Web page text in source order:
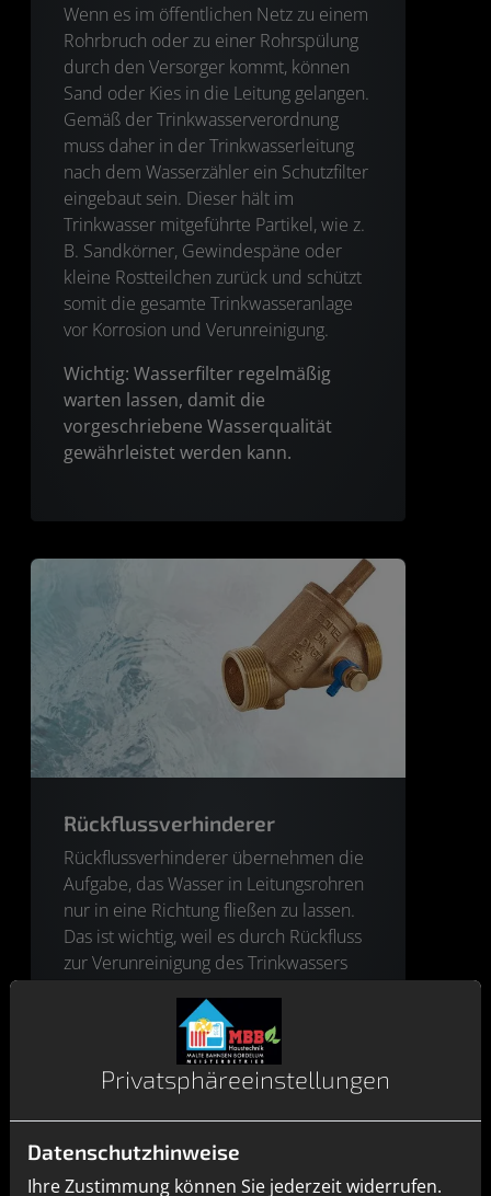
Wenn es im öffentlichen Netz zu einem
Rohrbruch oder zu einer Rohrspülung
durch den Versorger kommt, können
Sand oder Kies in die Leitung gelangen.
Gemäß der Trinkwasserverordnung
muss daher in der Trinkwasserleitung
nach dem Wasserzähler ein Schutzfilter
eingebaut sein. Dieser hält im
Trinkwasser mitgeführte Partikel, wie z.
B. Sandkörner, Gewindespäne oder
kleine Rostteilchen zurück und schützt
somit die gesamte Trinkwasseranlage
vor Korrosion und Verunreinigung.
Wichtig: Wasserfilter regelmäßig
warten lassen, damit die
vorgeschriebene Wasserqualität
gewährleistet werden kann.
Rückflussverhinderer
Rückflussverhinderer übernehmen die
Aufgabe, das Wasser in Leitungsrohren
nur in eine Richtung fließen zu lassen.
Das ist wichtig, weil es durch Rückfluss
zur Verunreinigung des Trinkwassers
und im öffentlichen Versorgungsnetz.
Privatsphäre­einstellungen
Datenschutzhinweise
Ihre Zustimmung können Sie jederzeit widerrufen.